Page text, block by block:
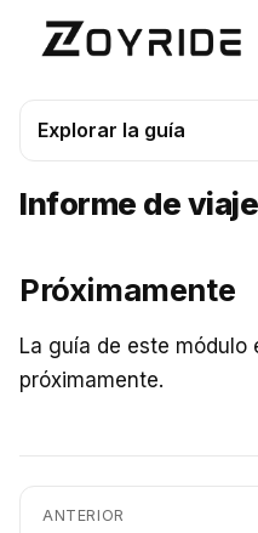
Explorar la guía
Informe de
Próximamente
La guía de este módulo
próximamente.
ANTERIOR